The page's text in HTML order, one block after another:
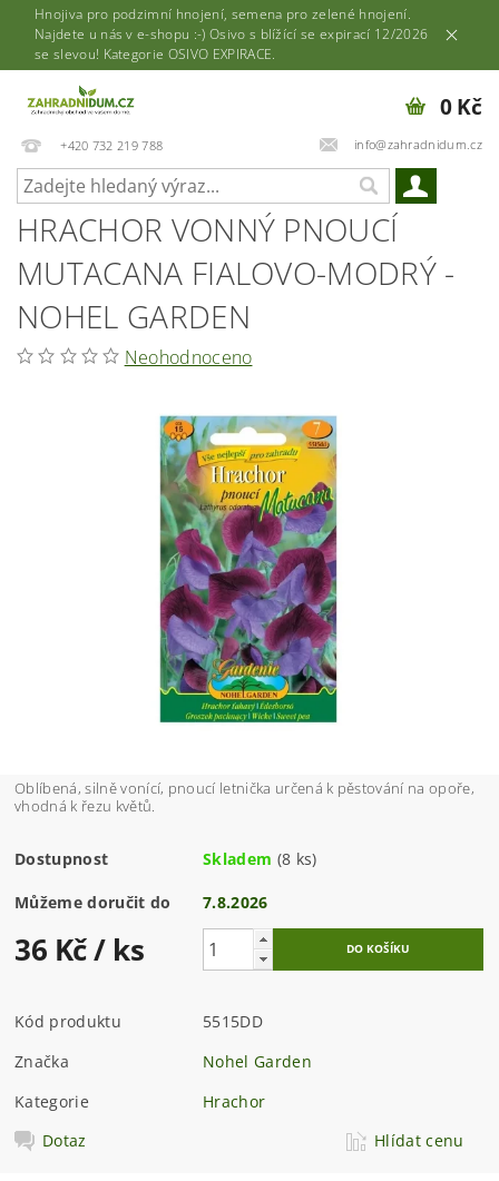
Hnojiva pro podzimní hnojení, semena pro zelené hnojení.
Najdete u nás v e-shopu :-) Osivo s blížící se expirací 12/2026
se slevou! Kategorie OSIVO EXPIRACE.
+420 732 219 788 info@zahradnidum.cz
0 Kč
HRACHOR VONNÝ PNOUCÍ
MUTACANA FIALOVO-MODRÝ -
NOHEL GARDEN
Neohodnoceno
Oblíbená, silně vonící, pnoucí letnička určená k pěstování na opoře,
vhodná k řezu květů.
Dostupnost Skladem (8 ks)
Můžeme doručit do 7.8.2026
36 Kč/ ks
Kód produktu
5515DD
Značka
Nohel Garden
Kategorie
Hrachor
Dotaz
Hlídat cenu